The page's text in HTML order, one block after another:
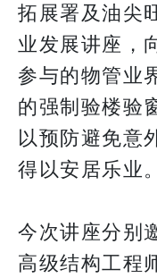
拓展署及油尖
业发展讲座，
参与的物管业
的强制验楼验
以预防避免意
得以安居乐业。
今次讲座分别
高级结构工程